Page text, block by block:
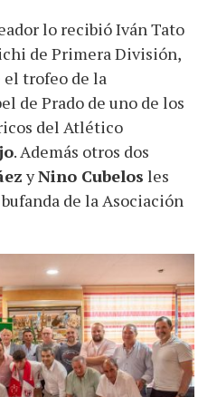
lo recibió Iván Tato
de Primera División,
el trofeo de la
de Prado de uno de los
del Atlético
. Además otros dos
yNino Cubelos les
de la Asociación